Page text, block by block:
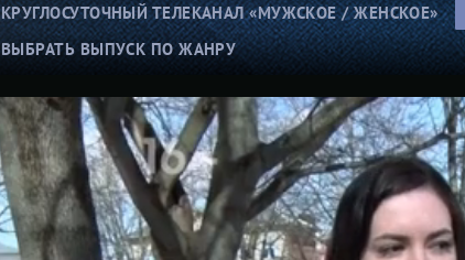
КРУГЛОСУТОЧНЫЙ ТЕЛЕКАНАЛ «МУЖСКОЕ / ЖЕНСКОЕ»
Нерадивые матери
ДНК-скандалы
Конфликты из-за денег и
имущества
ВЫБРАТЬ ВЫПУСК ПО ЖАНРУ